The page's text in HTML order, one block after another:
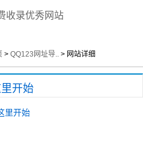
收录优秀网站
> QQ123网址导.. > 网站详细
开始
里开始